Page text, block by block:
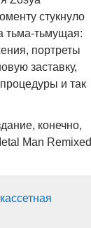
стукнуло
тьма-тьмущая:
портреты
заставку,
и так
конечно,
Man Remixed
кассетная